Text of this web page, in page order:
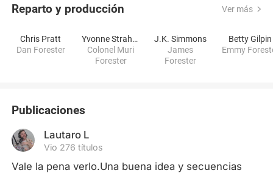
Reparto y producción Ver más
Chris Pratt
Dan Forester
Yvonne Strahovski
Colonel Muri
Forester
J.K. Simmons
James
Forester
Betty Gilpin
Emmy
Publicaciones
Lautaro L
Vio 276 títulos
Vale la pena verlo.Una buena idea y secuencias